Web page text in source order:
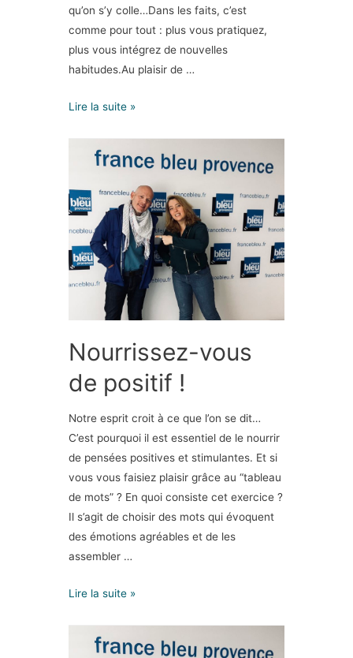
qu’on s’y colle…Dans les faits, c’est
comme pour tout : plus vous pratiquez,
plus vous intégrez de nouvelles
habitudes.Au plaisir de …
Lire la suite »
Nourrissez-vous
de positif !
Notre esprit croit à ce que l’on se dit…
C’est pourquoi il est essentiel de le nourrir
de pensées positives et stimulantes. Et si
vous vous faisiez plaisir grâce au “tableau
de mots” ? En quoi consiste cet exercice ?
Il s’agit de choisir des mots qui évoquent
des émotions agréables et de les
assembler …
Lire la suite »